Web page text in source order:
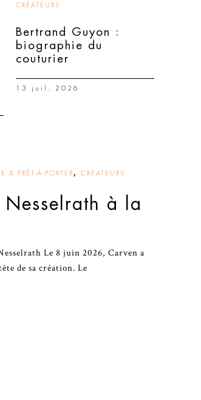
CRÉATEURS
Bertrand Guyon :
biographie du
couturier
13 juil. 2026
PRÊT-À-PORTER, CRÉATEURS
Nesselrath à la
Le 8 juin 2026, Carven a
de sa création. Le